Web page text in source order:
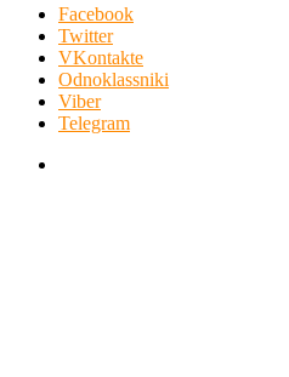
Facebook
Twitter
VKontakte
Odnoklassniki
Viber
Telegram